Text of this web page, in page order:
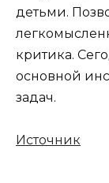
детьми.
критика.
основной
задач.
Источник